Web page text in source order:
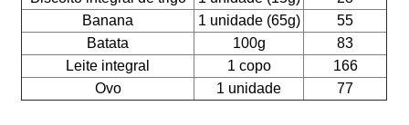
Banana
1 unidade (65g)
55
Batata
100g
83
Leite integral
1 copo
166
Ovo
1 unidade 77